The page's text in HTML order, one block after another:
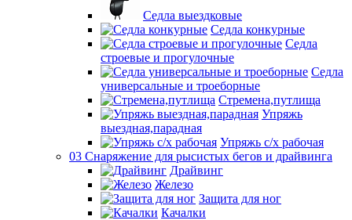
Седла выездковые
Седла конкурные
Седла
строевые и прогулочные
Седла
универсальные и троеборные
Стремена,путлища
Упряжь
выездная,парадная
Упряжь с/х рабочая
03 Снаряжение для рысистых бегов и драйвинга
Драйвинг
Железо
Защита для ног
Качалки